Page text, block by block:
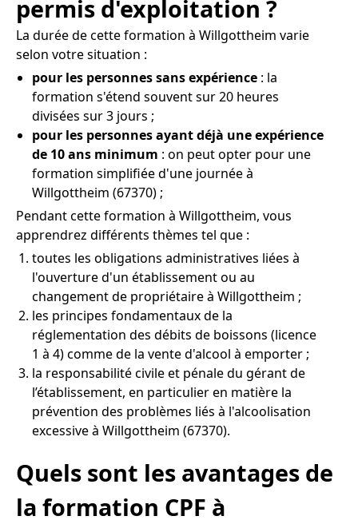
permis d'exploitation ?
La durée de cette formation à Willgottheim varie
selon votre situation :
pour les personnes sans expérience : la
formation s'étend souvent sur 20 heures
divisées sur 3 jours ;
pour les personnes ayant déjà une expérience
de 10 ans minimum : on peut opter pour une
formation simplifiée d'une journée à
Willgottheim (67370) ;
Pendant cette formation à Willgottheim, vous
apprendrez différents thèmes tel que :
toutes les obligations administratives liées à
l'ouverture d'un établissement ou au
changement de propriétaire à Willgottheim ;
les principes fondamentaux de la
réglementation des débits de boissons (licence
1 à 4) comme de la vente d'alcool à emporter ;
la responsabilité civile et pénale du gérant de
l’établissement, en particulier en matière la
prévention des problèmes liés à l'alcoolisation
excessive à Willgottheim (67370).
Quels sont les avantages de
la formation CPF à